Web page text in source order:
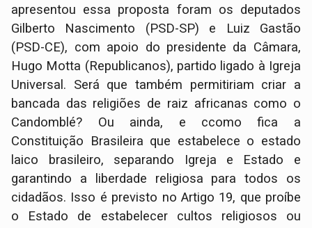
apresentou essa proposta foram os deputados
Gilberto Nascimento (PSD-SP) e Luiz Gastão
(PSD-CE), com apoio do presidente da Câmara,
Hugo Motta (Republicanos), partido ligado à Igreja
Universal. Será que também permitiriam criar a
bancada das religiões de raiz africanas como o
Candomblé? Ou ainda, e ccomo fica a
Constituição Brasileira que estabelece o estado
laico brasileiro, separando Igreja e Estado e
garantindo a liberdade religiosa para todos os
cidadãos. Isso é previsto no Artigo 19, que proíbe
o Estado de estabelecer cultos religiosos ou